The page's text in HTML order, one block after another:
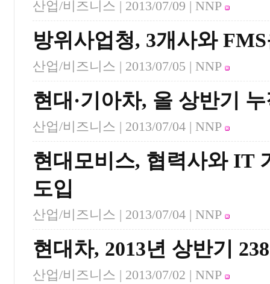
산업/비즈니스 | 2013/07/09 | NNP
방위사업청, 3개사와
산업/비즈니스 | 2013/07/05 | NNP
현대·기아차, 올 상반기
산업/비즈니스 | 2013/07/04 | NNP
현대모비스, 협력사와 IT
도입
산업/비즈니스 | 2013/07/04 | NNP
현대차, 2013년 상반기
산업/비즈니스 | 2013/07/02 | NNP